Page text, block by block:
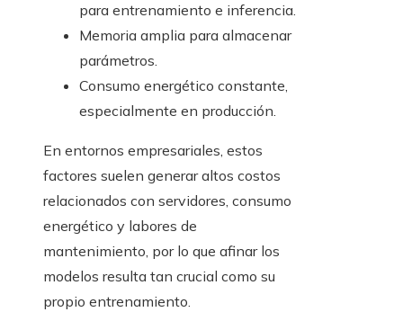
para entrenamiento e inferencia.
Memoria amplia para almacenar
parámetros.
Consumo energético constante,
especialmente en producción.
En entornos empresariales, estos
factores suelen generar altos costos
relacionados con servidores, consumo
energético y labores de
mantenimiento, por lo que afinar los
modelos resulta tan crucial como su
propio entrenamiento.